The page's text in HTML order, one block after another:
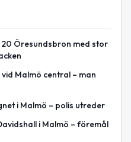
Öresundsbron med stor
Malmö central – man
i Malmö – polis utreder
i Malmö – föremål